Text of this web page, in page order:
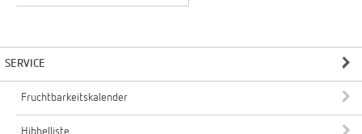
SERVICE
Fruchtbarkeitskalender